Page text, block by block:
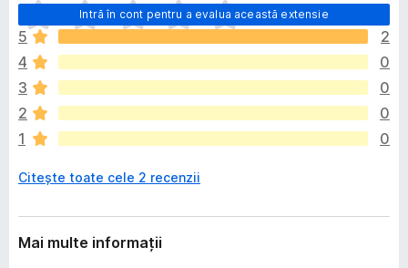
Intră în cont pentru a evalua această extensie
N
u
e
x
i
s
t
ă
n
ă
e
5
2
4
0
3
0
2
0
1
0
Citește toate cele 2 recenzii
Mai multe informații